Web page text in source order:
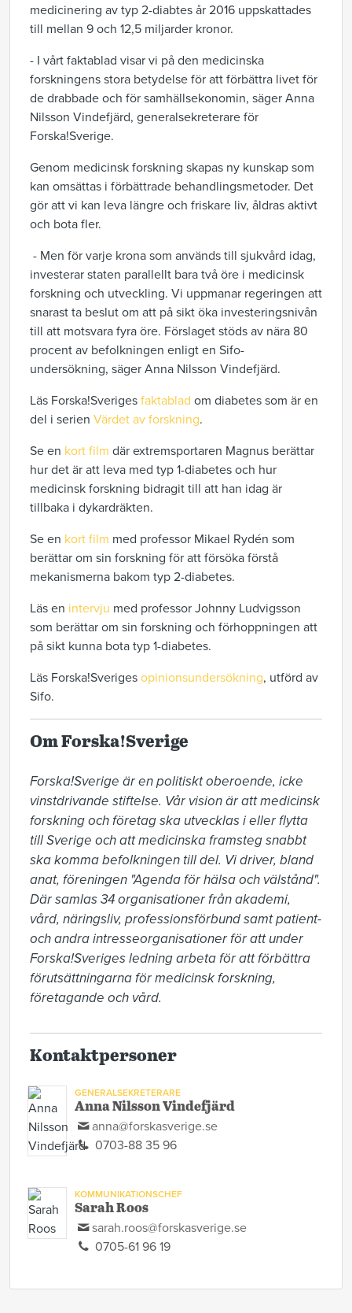
medicinering av typ 2-diabtes år 2016 uppskattades
till mellan 9 och 12,5 miljarder kronor.
- I vårt faktablad visar vi på den medicinska
forskningens stora betydelse för att förbättra livet för
de drabbade och för samhällsekonomin, säger Anna
Nilsson Vindefjärd, generalsekreterare för
Forska!Sverige.
Genom medicinsk forskning skapas ny kunskap som
kan omsättas i förbättrade behandlingsmetoder. Det
gör att vi kan leva längre och friskare liv, åldras aktivt
och bota fler.
- Men för varje krona som används till sjukvård idag,
investerar staten parallellt bara två öre i medicinsk
forskning och utveckling. Vi uppmanar regeringen att
snarast ta beslut om att på sikt öka investeringsnivån
till att motsvara fyra öre. Förslaget stöds av nära 80
procent av befolkningen enligt en Sifo-
undersökning, säger Anna Nilsson Vindefjärd.
Läs Forska!Sveriges faktablad om diabetes som är en
del i serien Värdet av forskning.
Se en kort film där extremsportaren Magnus berättar
hur det är att leva med typ 1-diabetes och hur
medicinsk forskning bidragit till att han idag är
tillbaka i dykardräkten.
Se en kort film med professor Mikael Rydén som
berättar om sin forskning för att försöka förstå
mekanismerna bakom typ 2-diabetes.
Läs en intervju med professor Johnny Ludvigsson
som berättar om sin forskning och förhoppningen att
på sikt kunna bota typ 1-diabetes.
Läs Forska!Sveriges opinionsundersökning, utförd av
Sifo.
Om Forska!Sverige
Forska!Sverige är en politiskt oberoende, icke
vinstdrivande stiftelse. Vår vision är att medicinsk
forskning och företag ska utvecklas i eller flytta
till Sverige och att medicinska framsteg snabbt
ska komma befolkningen till del. Vi driver, bland
anat, föreningen "Agenda för hälsa och välstånd".
Där samlas 34 organisationer från akademi,
vård, näringsliv, professionsförbund samt patient-
och andra intresseorganisationer för att under
Forska!Sveriges ledning arbeta för att förbättra
förutsättningarna för medicinsk forskning,
företagande och vård.
Kontaktpersoner
GENERALSEKRETERARE
Anna Nilsson Vindefjärd
anna@forskasverige.se
0703-88 35 96
KOMMUNIKATIONSCHEF
Sarah Roos
sarah.roos@forskasverige.se
0705-61 96 19